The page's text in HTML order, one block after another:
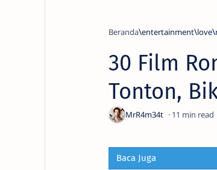
Beranda entertainment love
30 Film
Tonton,
11
Baca Juga